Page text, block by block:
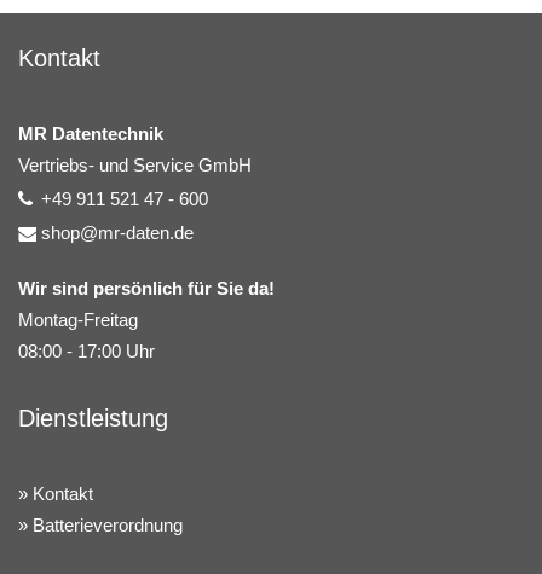
Kontakt
MR Datentechnik
Vertriebs- und Service GmbH
+49 911 521 47 - 600
shop@mr-daten.de
Wir sind persönlich für Sie da!
Montag-Freitag
08:00 - 17:00 Uhr
Dienstleistung
Kontakt
Batterieverordnung